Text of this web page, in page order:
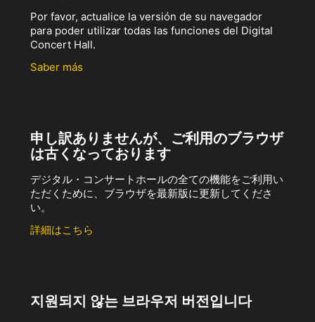
Por favor, actualice la versión de su navegador
para poder utilizar todas las funciones del Digital
Concert Hall.
Saber más
申し訳ありませんが、ご利用のブラウザ
は古くなっております
デジタル・コンサートホールの全ての機能をご利用い
ただくために、ブラウザを最新版に更新してくださ
い。
詳細はこちら
지원되지 않는 브라우저 버전입니다